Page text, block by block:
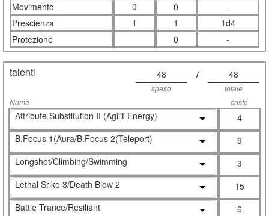
Movimento
0 0
-
Prescienza
1 1
1d4
Protezione
0 -
talenti 48 / 48
speso
totale
Nome
costo
Attribute Substitution II (Agilit-Energy)
4
B.Focus 1(Aura/B.Focus 2(Teleport)
9
Longshot/Climbing/Swimming
3
Lethal Srike 3/Death Blow 2
15
Battle Trance/Resiliant
6